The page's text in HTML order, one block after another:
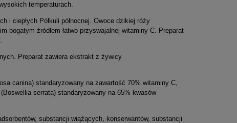
temperaturach.
i ciepłych Półkuli północnej. Owoce dzikiej róży
bogatym źródłem łatwo przyswajalnej witaminy C. Preparat
Preparat zawiera ekstrakt z żywicy
canina) standaryzowany na zawartość 70% witaminy C,
serrata) standaryzowany na 65% kwasów
substancji wiążących, konserwantów, substancji